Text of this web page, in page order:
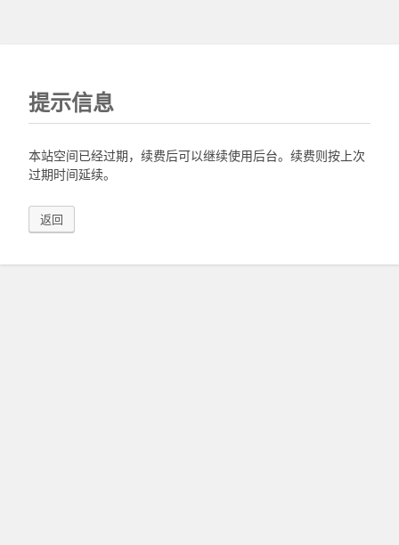
提示信息
本站空间已经过期，续费后可以继续使用后台。续费则按上次
过期时间延续。
返回